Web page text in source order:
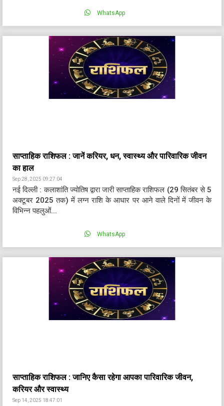
WhatsApp
साप्ताहिक राशिफल : जानें करियर, धन, स्वास्थ्य और पारिवारिक जीवन
का हाल
Sep 28, 2025 09:27:04
नई दिल्ली : कलाशांति ज्योतिष द्वारा जारी साप्ताहिक राशिफल (29 सितंबर से 5
अक्टूबर 2025 तक) में लग्न राशि के आधार पर आने वाले दिनों में जीवन के
विभिन्न पहलुओं...
WhatsApp
साप्ताहिक राशिफल : जानिए कैसा रहेगा आपका पारिवारिक जीवन,
करियर और स्वास्थ्य
Sep 14, 2025 18:47:01